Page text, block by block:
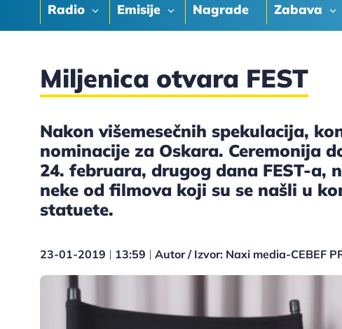
Radio Emisije Nagrade Zabava
Miljenica otvara FEST
Nakon višemesečnih spekulacija,
nominacije za Oskara. Ceremonija
24. februara, drugog dana FEST-a,
neke od filmova koji su se našli u
statuete.
23-01-2019 13:59 Autor / Izvor: Naxi media-CEBEF